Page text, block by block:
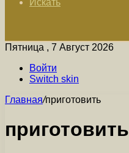
Искать
Пятница , 7 Август 2026
Войти
Switch skin
Главная/приготовить
приготовить